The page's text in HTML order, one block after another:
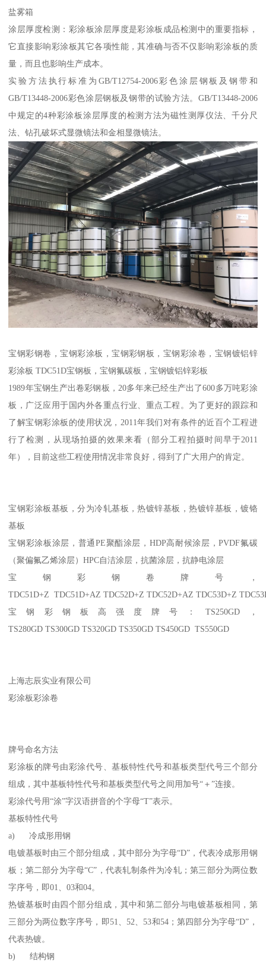
盐雾箱
涂层厚度检测：彩涂板涂层厚度是彩涂板成品检测中的重要指标，
它直接影响彩涂板其它各项性能，其准确与否不仅影响彩涂板的质
量，而且也影响生产成本。
实验方法执行标准为GB/T12754-2006彩色涂层钢板及钢带和
GB/T13448-2006彩色涂层钢板及钢带的试验方法。GB/T13448-2006
中规定的4种彩涂板涂层厚度的检测方法为磁性测厚仪法、千分尺
法、钻孔破坏式显微镜法和金相显微镜法。
宝钢彩钢卷，宝钢彩涂板，宝钢彩钢板，宝钢彩涂卷，宝钢镀铝锌
彩涂板 TDC51D宝钢板，宝钢氟碳板，宝钢镀铝锌彩板
1989年宝钢生产出卷彩钢板，20多年来已经生产出了600多万吨彩涂
板，广泛应用于国内外各重点行业、重点工程。为了更好的跟踪和
了解宝钢彩涂板的使用状况，2011年我们对有条件的近百个工程进
行了检测，从现场拍摄的效果来看（部分工程拍摄时间早于2011
年），目前这些工程使用情况非常良好，得到了广大用户的肯定。
宝钢彩涂板基板，分为冷轧基板，热镀锌基板，热镀锌基板，镀铬
基板
宝钢彩涂板涂层，普通PE聚酯涂层，HDP高耐候涂层，PVDF氟碳
（聚偏氟乙烯涂层）HPC自洁涂层，抗菌涂层，抗静电涂层
宝钢彩钢卷牌号，
TDC51D+Z TDC51D+AZ TDC52D+Z TDC52D+AZ TDC53D+Z
宝钢彩钢板高强度牌号：TS250GD，
TS280GD TS300GD TS320GD TS350GD TS450GD TS550GD
上海志辰实业有限公司
彩涂板彩涂卷
牌号命名方法
彩涂板的牌号由彩涂代号、基板特性代号和基板类型代号三个部分
组成，其中基板特性代号和基板类型代号之间用加号“＋”连接。
彩涂代号用“涂”字汉语拼音的个字母“T”表示。
基板特性代号
a) 冷成形用钢
电镀基板时由三个部分组成，其中部分为字母“D”，代表冷成形用钢
板；第二部分为字母“C”，代表轧制条件为冷轧；第三部分为两位数
字序号，即01、03和04。
热镀基板时由四个部分组成，其中和第二部分与电镀基板相同，第
三部分为两位数字序号，即51、52、53和54；第四部分为字母“D”，
代表热镀。
b) 结构钢